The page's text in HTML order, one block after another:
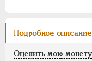
Уздеников: 4671
Семёнов
Подробное описание
Оценить мою монету
20 пенни
10 пенни